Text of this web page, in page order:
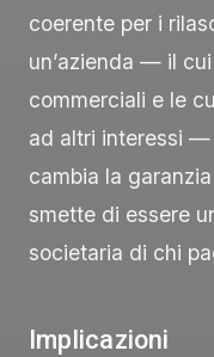
coerente per i
un’azienda — il
commerciali e le
ad altri interessi —
cambia la
smette di essere
societaria di chi
Implicazioni